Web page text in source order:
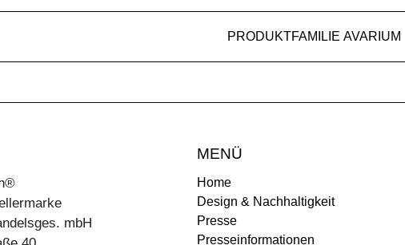
PRODUKTFAMILIE AVARIUM
mbH
MENÜ
Home
Design & Nachhaltigkeit
Presse
Presseinformationen